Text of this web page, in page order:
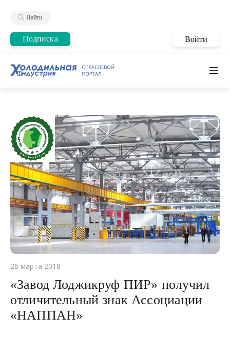
Найти
Подписка Войти
26 марта 2018
«Завод Лоджикруф ПИР» получил
отличительный знак Ассоциации
«НАППАН»